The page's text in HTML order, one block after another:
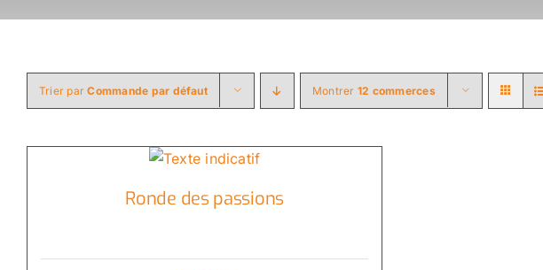
Trier parCommande par défaut Montrer 12 commerces
Ronde des passions